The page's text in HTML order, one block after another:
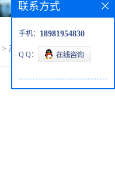
> 产品展厅>降压素
联系方式
手机： 18981954830
Q Q：